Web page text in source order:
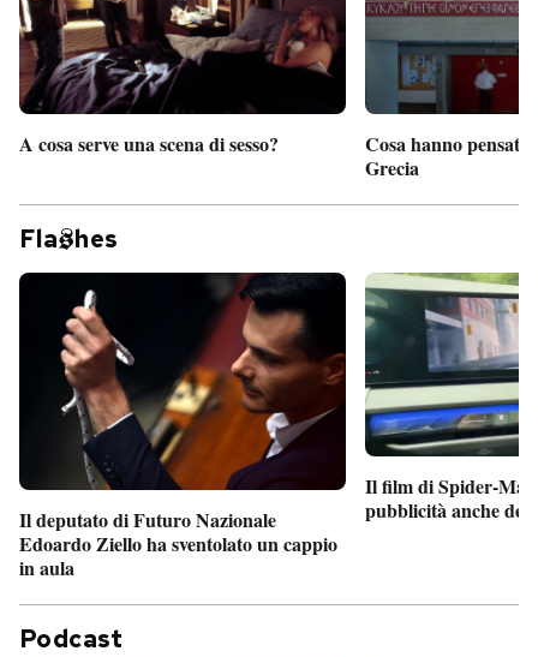
A cosa serve una scena di sesso?
Cosa hanno pensato
Grecia
Fla hes
Il deputato di Futuro Nazionale
Edoardo Ziello ha sventolato un cappio
in aula
Il film di Spider-Man
pubblicità anche
Podcast